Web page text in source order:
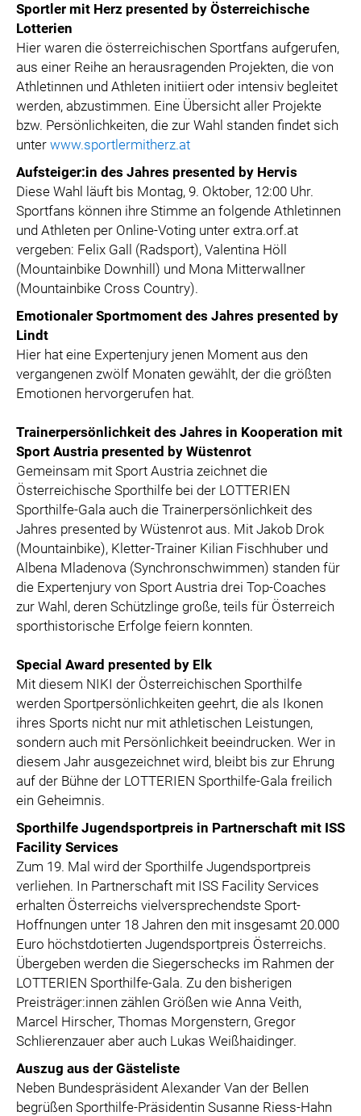
Sportler mit Herz presented by Österreichische
Lotterien
Hier waren die österreichischen Sportfans aufgerufen,
aus einer Reihe an herausragenden Projekten, die von
Athletinnen und Athleten initiiert oder intensiv begleitet
werden, abzustimmen. Eine Übersicht aller Projekte
bzw. Persönlichkeiten, die zur Wahl standen findet sich
unter www.sportlermitherz.at
Aufsteiger:in des Jahres presented by Hervis
Diese Wahl läuft bis Montag, 9. Oktober, 12:00 Uhr.
Sportfans können ihre Stimme an folgende Athletinnen
und Athleten per Online-Voting unter extra.orf.at
vergeben: Felix Gall (Radsport), Valentina Höll
(Mountainbike Downhill) und Mona Mitterwallner
(Mountainbike Cross Country).
Emotionaler Sportmoment des Jahres presented by
Lindt
Hier hat eine Expertenjury jenen Moment aus den
vergangenen zwölf Monaten gewählt, der die größten
Emotionen hervorgerufen hat.
Trainerpersönlichkeit des Jahres in Kooperation mit
Sport Austria presented by Wüstenrot
Gemeinsam mit Sport Austria zeichnet die
Österreichische Sporthilfe bei der LOTTERIEN
Sporthilfe-Gala auch die Trainerpersönlichkeit des
Jahres presented by Wüstenrot aus. Mit Jakob Drok
(Mountainbike), Kletter-Trainer Kilian Fischhuber und
Albena Mladenova (Synchronschwimmen) standen für
die Expertenjury von Sport Austria drei Top-Coaches
zur Wahl, deren Schützlinge große, teils für Österreich
sporthistorische Erfolge feiern konnten.
Special Award presented by Elk
Mit diesem NIKI der Österreichischen Sporthilfe
werden Sportpersönlichkeiten geehrt, die als Ikonen
ihres Sports nicht nur mit athletischen Leistungen,
sondern auch mit Persönlichkeit beeindrucken. Wer in
diesem Jahr ausgezeichnet wird, bleibt bis zur Ehrung
auf der Bühne der LOTTERIEN Sporthilfe-Gala freilich
ein Geheimnis.
Sporthilfe Jugendsportpreis in Partnerschaft mit ISS
Facility Services
Zum 19. Mal wird der Sporthilfe Jugendsportpreis
verliehen. In Partnerschaft mit ISS Facility Services
erhalten Österreichs vielversprechendste Sport-
Hoffnungen unter 18 Jahren den mit insgesamt 20.000
Euro höchstdotierten Jugendsportpreis Österreichs.
Übergeben werden die Siegerschecks im Rahmen der
LOTTERIEN Sporthilfe-Gala. Zu den bisherigen
Preisträger:innen zählen Größen wie Anna Veith,
Marcel Hirscher, Thomas Morgenstern, Gregor
Schlierenzauer aber auch Lukas Weißhaidinger.
Auszug aus der Gästeliste
Neben Bundespräsident Alexander Van der Bellen
begrüßen Sporthilfe-Präsidentin Susanne Riess-Hahn